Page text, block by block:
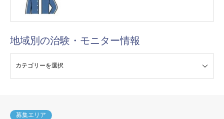
地域別の治験・モニター情報
募集エリア